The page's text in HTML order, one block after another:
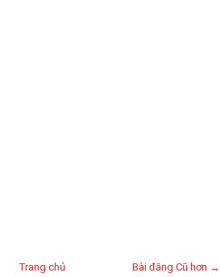
Bài đăng Cũ hơn →
Trang chủ